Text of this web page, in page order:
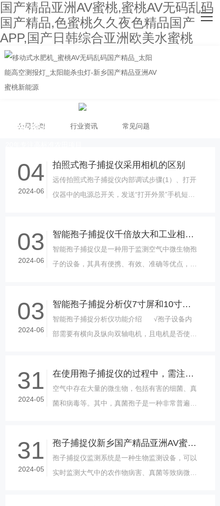
国产精品亚洲AV蜜桃,蜜桃AV无码乱码
国产精品,色蜜桃久久夜色精品国产
APP,国产日韩综合亚洲欧美水蜜桃
网站首页
关于国产精品亚洲AV蜜桃
主营产品
客户案例
联系国产精品亚洲AV蜜桃
行业资讯
公司新闻 行业资讯 常见问题
04
2024-06
拍照式孢子捕捉仪采用相机的区别
远传拍照式孢子捕捉仪内部调试步骤(1）、打开
仪器中的电源总开关，发送“打开外景”手机短信
03
2024-06
智能孢子捕捉仪千倍放大和工业相机的区别
智能孢子捕捉仪是一种用于监测空气中微生物孢
子的设备，其具有便携、有效、准确等优点，已
03
2024-06
智能孢子捕捉分析仪7寸屏和10寸屏的区别
智能孢子捕捉分析仪功能介绍 √孢子设备内
部需要有横向及纵向双轴电机，且电机是否使能
31
2024-05
在使用孢子捕捉仪的过程中，需注意那些地方
空气中存在大量的微生物，包括有害的细菌、真
菌和病毒等。其中，真菌孢子是一种非常普遍的
和分布......
31
2024-05
孢子捕捉仪新乡国产精品亚洲AV蜜桃的正确设置操作参数
孢子捕捉仪监测系统是一种生物监测设备，可以
实时监测大气中的农作物病害、真菌等致病微生